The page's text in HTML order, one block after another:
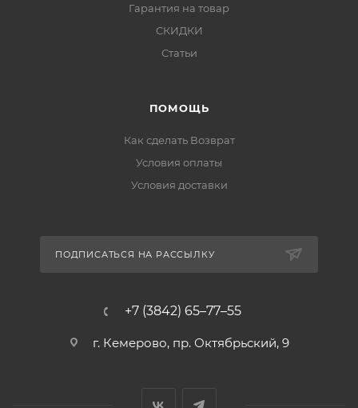
Гарантия на товар
СКИДКИ
Статьи
ПОМОЩЬ
Как сделать Возврат
Условия оплаты
Условия доставки
ПОДПИСАТЬСЯ НА РАССЫЛКУ
+7 (3842) 65–77–55
г. Кемерово, пр. Октябрьский, 9